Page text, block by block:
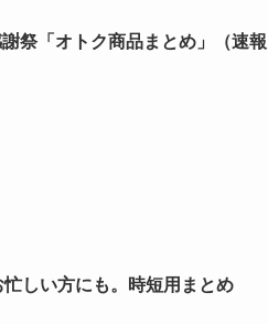
祭「オトク商品まとめ」（速
しい方にも。時短用まとめ